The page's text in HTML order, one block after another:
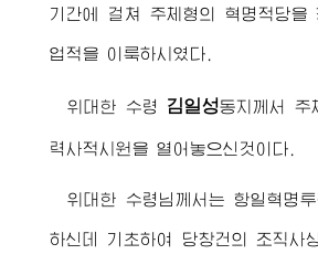
기간에 걸쳐 주체형의 혁명적당
업적을 이룩하시였다.
위대한 수령 김일성동지 께서 주
력사적시원을 열어놓으신것이다.
위대한 수령님께서 는 항일혁명
하신데 기초하여 당창건의 조직사